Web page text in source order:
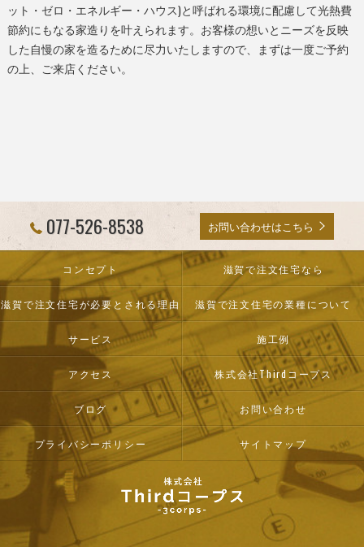
ット・ゼロ・エネルギー・ハウス)と呼ばれる環境に配慮して光熱費
節約にもなる家造りを叶えられます。お客様の想いとニーズを反映
した自慢の家を造るために尽力いたしますので、まずは一度ご予約
の上、ご来店ください。
077-526-8538 お問い合わせはこちら
コンセプト 滋賀で注文住宅なら
滋賀で注文住宅が必要とされる理由 滋賀で注文住宅の業種について
サービス 施工例
アクセス 株式会社Thirdコープス
ブログ お問い合わせ
プライバシーポリシー サイトマップ